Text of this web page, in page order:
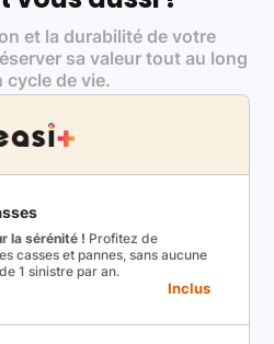
et la durabilité de votre
sa valeur tout au long
cycle de vie.
la sérénité ! Profitez de
casses et pannes, sans aucune
1 sinistre par an.
Inclus